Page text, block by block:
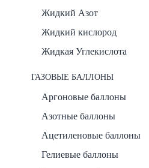
Жидкий Азот
Жидкий кислород
Жидкая Углекислота
ГАЗОВЫЕ БАЛЛОНЫ
Аргоновые баллоны
Азотные баллоны
Ацетиленовые баллоны
Гелиевые баллоны